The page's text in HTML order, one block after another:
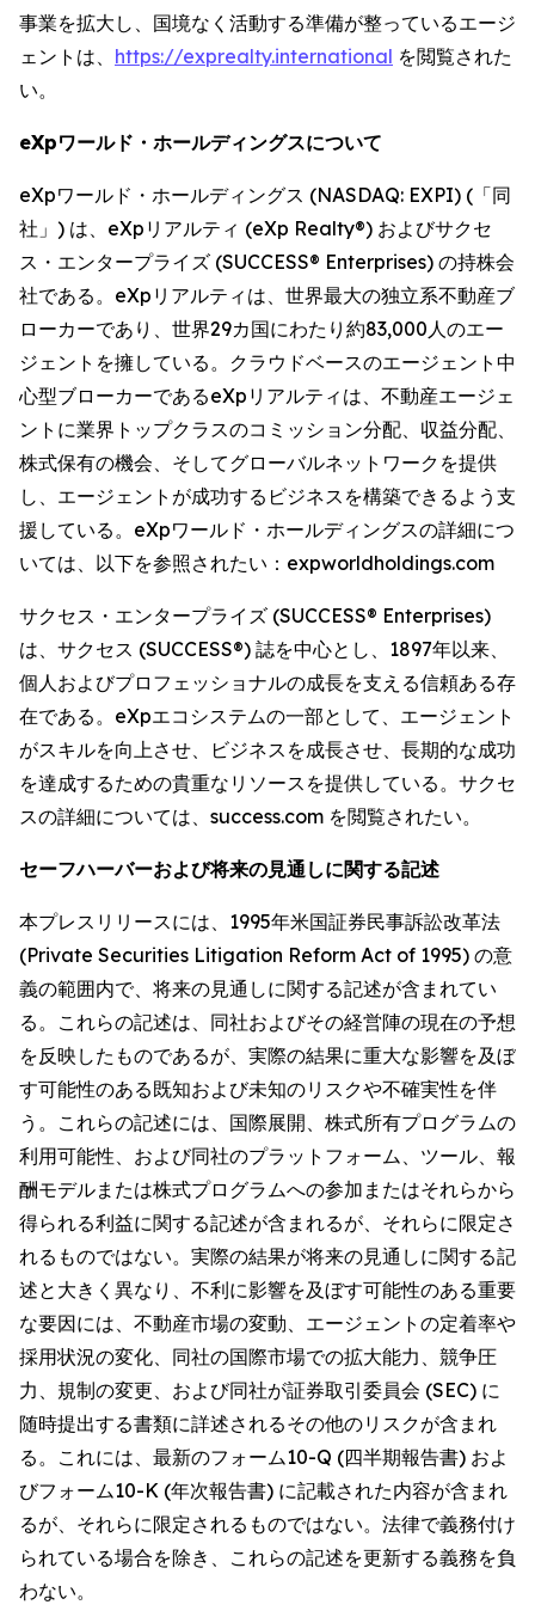
事業を拡大し、国境なく活動する準備が整っているエージ
ェントは、 https://exprealty.international を閲覧された
い。
eXpワールド・ホールディングスについて
eXpワールド・ホールディングス (NASDAQ: EXPI) (「同
社」) は、eXpリアルティ (eXp Realty®) およびサクセ
ス・エンタープライズ (SUCCESS® Enterprises) の持株会
社である。eXpリアルティは、世界最大の独立系不動産ブ
ローカーであり、世界29カ国にわたり約83,000人のエー
ジェントを擁している。クラウドベースのエージェント中
心型ブローカーであるeXpリアルティは、不動産エージェ
ントに業界トップクラスのコミッション分配、収益分配、
株式保有の機会、そしてグローバルネットワークを提供
し、エージェントが成功するビジネスを構築できるよう支
援している。eXpワールド・ホールディングスの詳細につ
いては、以下を参照されたい：expworldholdings.com
サクセス・エンタープライズ (SUCCESS® Enterprises)
は、サクセス (SUCCESS®) 誌を中心とし、1897年以来、
個人およびプロフェッショナルの成長を支える信頼ある存
在である。eXpエコシステムの一部として、エージェント
がスキルを向上させ、ビジネスを成長させ、長期的な成功
を達成するための貴重なリソースを提供している。サクセ
スの詳細については、success.com を閲覧されたい。
セーフハーバーおよび将来の見通しに関する記述
本プレスリリースには、1995年米国証券民事訴訟改革法
(Private Securities Litigation Reform Act of 1995) の意
義の範囲内で、将来の見通しに関する記述が含まれてい
る。これらの記述は、同社およびその経営陣の現在の予想
を反映したものであるが、実際の結果に重大な影響を及ぼ
す可能性のある既知および未知のリスクや不確実性を伴
う。これらの記述には、国際展開、株式所有プログラムの
利用可能性、および同社のプラットフォーム、ツール、報
酬モデルまたは株式プログラムへの参加またはそれらから
得られる利益に関する記述が含まれるが、それらに限定さ
れるものではない。実際の結果が将来の見通しに関する記
述と大きく異なり、不利に影響を及ぼす可能性のある重要
な要因には、不動産市場の変動、エージェントの定着率や
採用状況の変化、同社の国際市場での拡大能力、競争圧
力、規制の変更、および同社が証券取引委員会 (SEC) に
随時提出する書類に詳述されるその他のリスクが含まれ
る。これには、最新のフォーム10-Q (四半期報告書) およ
びフォーム10-K (年次報告書) に記載された内容が含まれ
るが、それらに限定されるものではない。法律で義務付け
られている場合を除き、これらの記述を更新する義務を負
わない。